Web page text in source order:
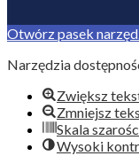
Otwórz pasek
Narzędzia
Zwiększ
Zmniejsz
Skala
Wysoki